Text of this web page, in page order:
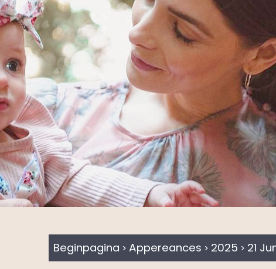
Beginpagina > Appereances > 2025 > 21